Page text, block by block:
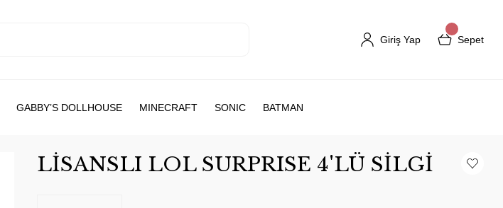
Giriş Yap Sepet
GABBY’S DOLLHOUSE MINECRAFT SONIC BATMAN
LİSANSLI LOL SURPRISE 4'LÜ SİLGİ